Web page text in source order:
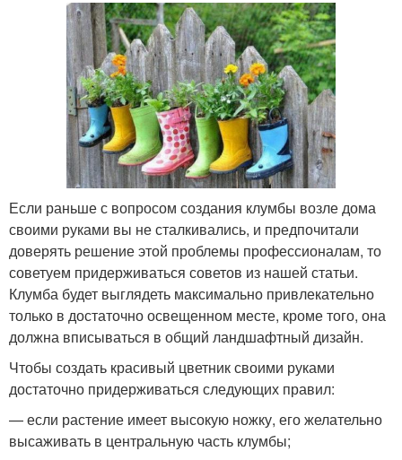
Если раньше с вопросом создания клумбы возле дома
своими руками вы не сталкивались, и предпочитали
доверять решение этой проблемы профессионалам, то
советуем придерживаться советов из нашей статьи.
Клумба будет выглядеть максимально привлекательно
только в достаточно освещенном месте, кроме того, она
должна вписываться в общий ландшафтный дизайн.
Чтобы создать красивый цветник своими руками
достаточно придерживаться следующих правил:
— если растение имеет высокую ножку, его желательно
высаживать в центральную часть клумбы;